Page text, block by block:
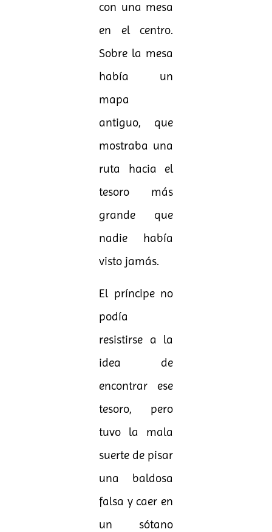
con una mesa
en el centro.
Sobre la mesa
había un
mapa
antiguo, que
mostraba una
ruta hacia el
tesoro más
grande que
nadie había
visto jamás.
El príncipe no
podía
resistirse a la
idea de
encontrar ese
tesoro, pero
tuvo la mala
suerte de pisar
una baldosa
falsa y caer en
un sótano